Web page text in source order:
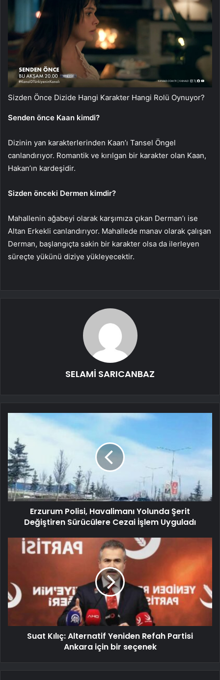
Sizden Önce Dizide Hangi Karakter Hangi Rolü Oynuyor?
Senden önce Kaan kimdi?
Dizinin yan karakterlerinden Kaan’ı Tansel Öngel
canlandırıyor. Romantik ve kırılgan bir karakter olan Kaan,
Hakan’ın kardeşidir.
Sizden önceki Dermen kimdir?
Mahallenin ağabeyi olarak karşımıza çıkan Derman’ı ise
Altan Erkekli canlandırıyor. Mahallede manav olarak çalışan
Derman, başlangıçta sakin bir karakter olsa da ilerleyen
süreçte yükünü diziye yükleyecektir.
SELAMİ SARICANBAZ
Erzurum Polisi, Havalimanı Yolunda Şerit
Değiştiren Sürücülere Cezai İşlem Uyguladı
Suat Kılıç: Alternatif Yeniden Refah Partisi
Ankara için bir seçenek